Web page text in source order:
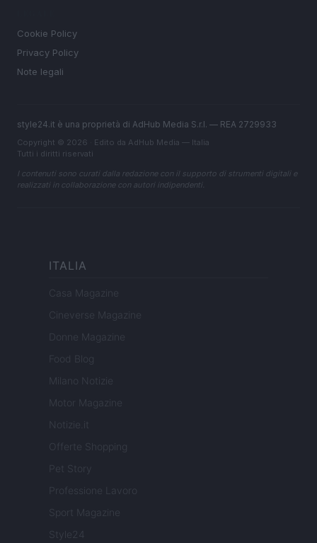
Cookie Policy
Privacy Policy
Note legali
style24.it è una proprietà di AdHub Media S.r.l. — REA 2729933
Copyright © 2026 · Edito da AdHub Media — Italia
Tutti i diritti riservati
I contenuti sono curati dalla redazione con il supporto di strumenti digitali e
realizzati in collaborazione con autori indipendenti.
ITALIA
Casa Magazine
Cineverse Magazine
Donne Magazine
Food Blog
Milano Notizie
Motor Magazine
Notizie.it
Offerte Shopping
Pet Story
Professione Lavoro
Sport Magazine
Style24